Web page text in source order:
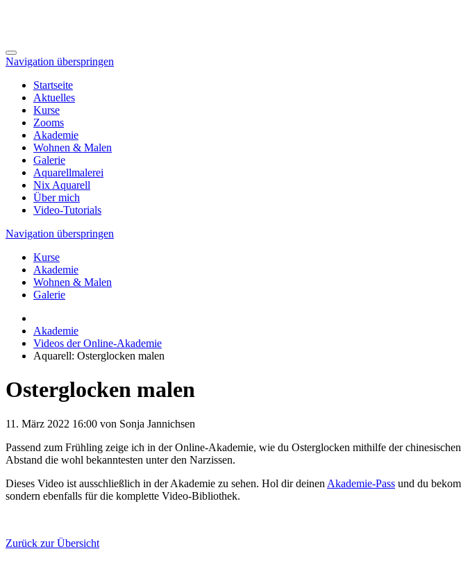
Navigation überspringen
Startseite
Aktuelles
Kurse
Zooms
Akademie
Wohnen & Malen
Galerie
Aquarellmalerei
Nix Aquarell
Über mich
Video-Tutorials
Navigation überspringen
Kurse
Akademie
Wohnen & Malen
Galerie
Akademie
Videos der Online-Akademie
Aquarell: Osterglocken malen
Osterglocken malen
11. März 2022 16:00 von Sonja Jannichsen
Passend zum Frühling zeige ich in der Online-Akademie, wie du Osterglocken mithilfe der
Abstand die wohl bekanntesten unter den Narzissen.
Dieses Video ist ausschließlich in der Akademie zu sehen. Hol dir deinen Akademie-Pass und du
sondern ebenfalls für die komplette Video-Bibliothek.
Zurück zur Übersicht